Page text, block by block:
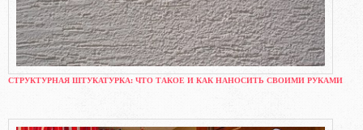
СТРУКТУРНАЯ ШТУКАТУРКА: ЧТО ТАКОЕ И КАК НАНОСИТЬ СВОИМИ РУКАМИ